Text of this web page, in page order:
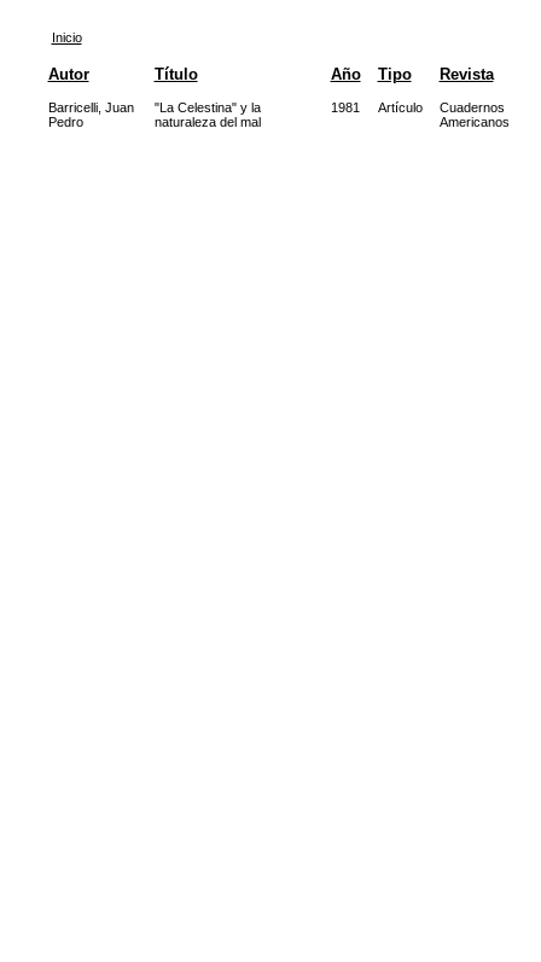
Inicio
Autor Título Año Tipo Revista
Barricelli, Juan
Pedro
"La Celestina" y la
naturaleza del mal
1981 Artículo
Cuadernos
Americanos